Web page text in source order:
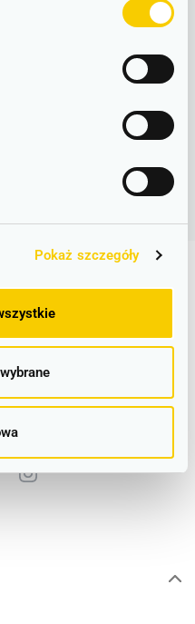
Pokaż szczegóły
rodzinnym stole,
samych komfortowych i
Główny